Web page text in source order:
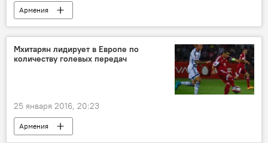
Армения
Мхитарян лидирует в Европе по
количеству голевых передач
25 января 2016, 20:23
Армения